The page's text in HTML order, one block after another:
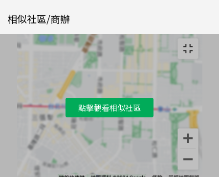
相似社區/商辦
點擊觀看相似社區